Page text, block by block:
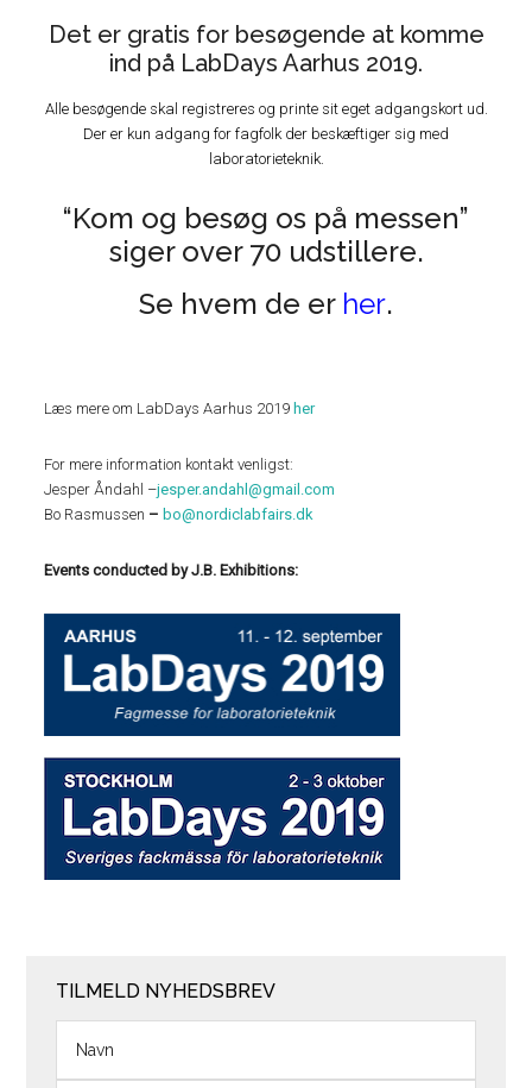
Det er gratis for besøgende at komme
ind på LabDays Aarhus 2019.
Alle besøgende skal registreres og printe sit eget adgangskort ud.
Der er kun adgang for fagfolk der beskæftiger sig med
laboratorieteknik.
“Kom og besøg os på messen”
siger over 70 udstillere.
Se hvem de er her.
Læs mere om LabDays Aarhus 2019 her
For mere information kontakt venligst:
Jesper Åndahl –jesper.andahl@gmail.com
Bo Rasmussen – bo@nordiclabfairs.dk
Events conducted by J.B. Exhibitions:
TILMELD NYHEDSBREV